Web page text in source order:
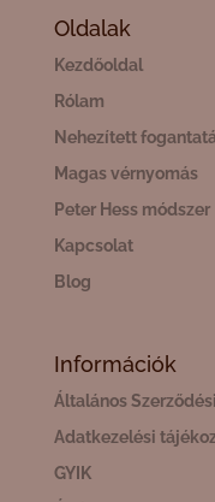
Oldalak
Kezdőoldal
Rólam
Nehezített
Magas vérnyomás
Peter Hess módszer
Kapcsolat
Blog
Információk
Általános
Adatkezelési
GYIK